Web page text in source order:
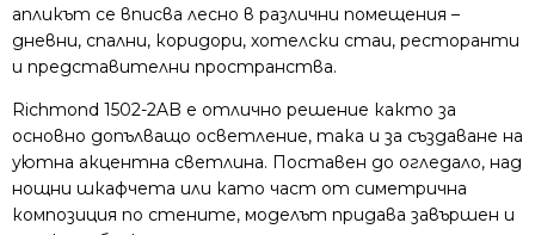
апликът се вписва лесно в различни помещения –
дневни, спални, коридори, хотелски стаи, ресторанти
и представителни пространства.
Richmond 1502-2AB е отлично решение както за
основно допълващо осветление, така и за създаване на
уютна акцентна светлина. Поставен до огледало, над
нощни шкафчета или като част от симетрична
композиция по стените, моделът придава завършен и